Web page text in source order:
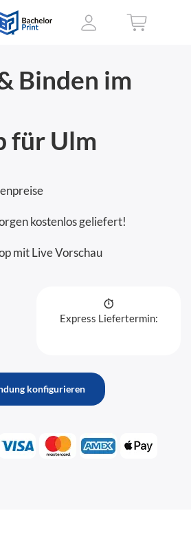
Binden im
für Ulm
kostenlos geliefert!
mit Live Vorschau
Express Liefertermin:
konfigurieren